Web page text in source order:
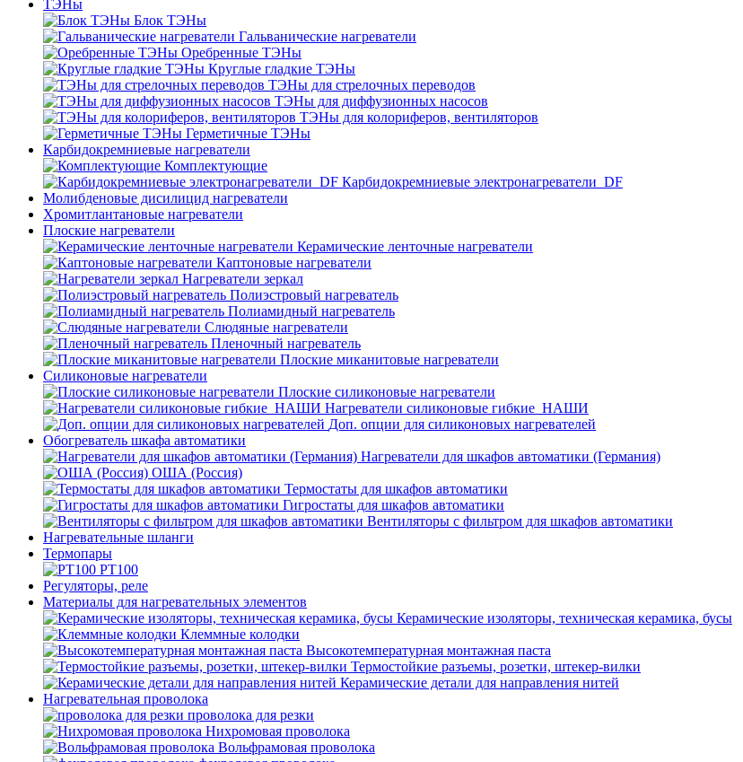
ТЭНы
Блок ТЭНы
Гальванические нагреватели
Оребренные ТЭНы
Круглые гладкие ТЭНы
ТЭНы для стрелочных переводов
ТЭНы для диффузионных насосов
ТЭНы для колориферов, вентиляторов
Герметичные ТЭНы
Карбидокремниевые нагреватели
Комплектующие
Карбидокремниевые электронагреватели_DF
Молибденовые дисилицид нагреватели
Хромитлантановые нагреватели
Плоские нагреватели
Керамические ленточные нагреватели
Каптоновые нагреватели
Нагреватели зеркал
Полиэстровый нагреватель
Полиамидный нагреватель
Слюдяные нагреватели
Пленочный нагреватель
Плоские миканитовые нагреватели
Силиконовые нагреватели
Плоские силиконовые нагреватели
Нагреватели силиконовые гибкие_НАШИ
Доп. опции для силиконовых нагревателей
Обогреватель шкафа автоматики
Нагреватели для шкафов автоматики (Германия)
ОША (Россия)
Термостаты для шкафов автоматики
Гигростаты для шкафов автоматики
Вентиляторы с фильтром для шкафов автоматики
Нагревательные шланги
Термопары
PT100
Регуляторы, реле
Материалы для нагревательных элементов
Керамические изоляторы, техническая керамика, бусы
Клеммные колодки
Высокотемпературная монтажная паста
Термостойкие разъемы, розетки, штекер-вилки
Керамические детали для направления нитей
Нагревательная проволока
проволока для резки
Нихромовая проволока
Вольфрамовая проволока